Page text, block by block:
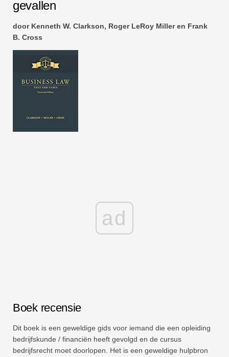
gevallen
door Kenneth W. Clarkson, Roger LeRoy Miller en Frank
B. Cross
ad
Boek recensie
Dit boek is een geweldige gids voor iemand die een opleiding
bedrijfskunde / financiën heeft gevolgd en de cursus
bedrijfsrecht moet doorlopen. Het is een geweldige hulpbron